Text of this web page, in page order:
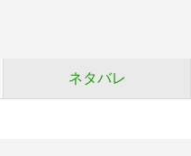
ネタバレ